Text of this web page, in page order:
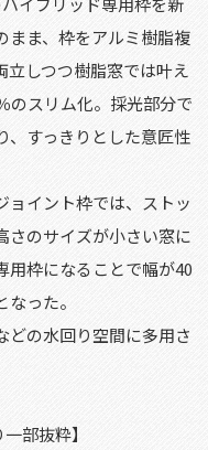
まま、枠をアルミ樹脂複
立しつつ樹脂窓では叶え
のスリム化。採光部分で
、すっきりとした意匠性
イント枠では、ストッ
さのサイズが小さい窓に
用枠になることで幅が40
った。
の水回り空間に多用さ
部抜粋】